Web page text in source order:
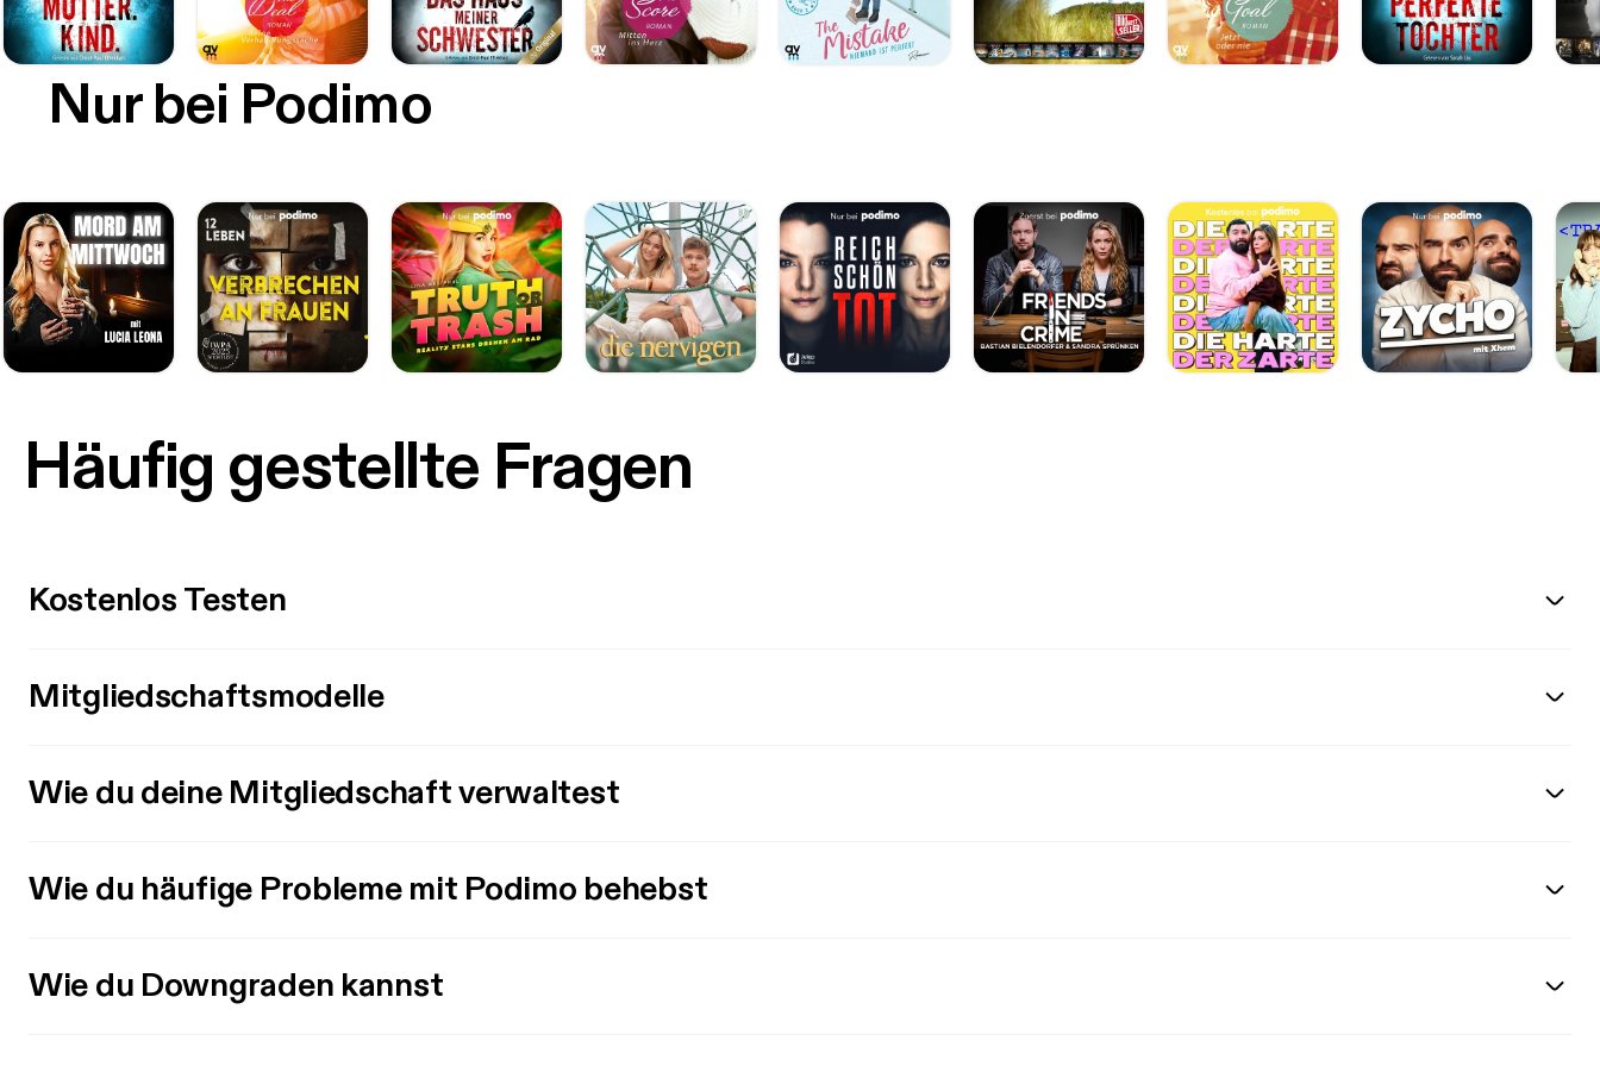
Nur bei Podimo
Häufig gestellte Fragen
Kostenlos Testen
Mitgliedschaftsmodelle
Wie du deine Mitgliedschaft verwaltest
Wie du häufige Probleme mit Podimo behebst
Wie du Downgraden kannst